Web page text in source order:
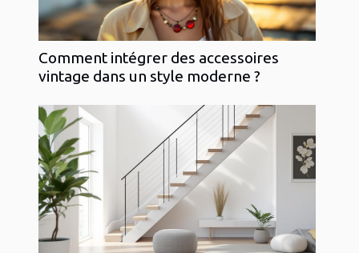
Comment intégrer des accessoires
vintage dans un style moderne ?